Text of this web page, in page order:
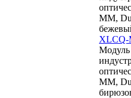
MM,
XLCQ-
Модуль
MM,